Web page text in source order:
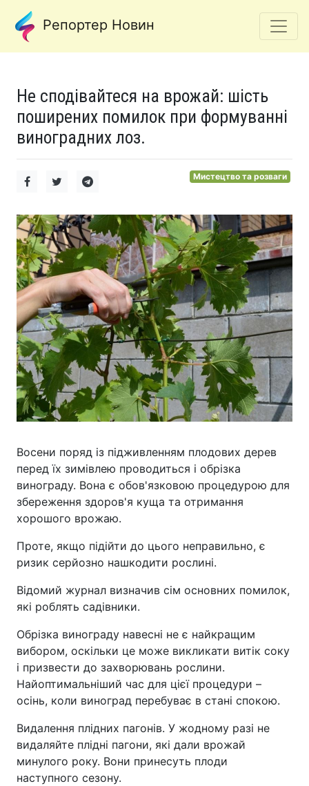
Репортер Новин
Не сподівайтеся на врожай: шість
поширених помилок при формуванні
виноградних лоз.
Мистецтво та розваги
Восени поряд із підживленням плодових дерев
перед їх зимівлею проводиться і обрізка
винограду. Вона є обов'язковою процедурою для
збереження здоров'я куща та отримання
хорошого врожаю.
Проте, якщо підійти до цього неправильно, є
ризик серйозно нашкодити рослині.
Відомий журнал визначив сім основних помилок,
які роблять садівники.
Обрізка винограду навесні не є найкращим
вибором, оскільки це може викликати витік соку
і призвести до захворювань рослини.
Найоптимальніший час для цієї процедури –
осінь, коли виноград перебуває в стані спокою.
Видалення плідних пагонів. У жодному разі не
видаляйте плідні пагони, які дали врожай
минулого року. Вони принесуть плоди
наступного сезону.